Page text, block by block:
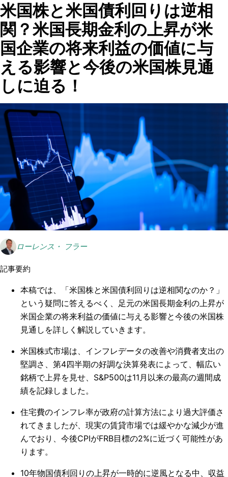
米国株と米国債利回りは逆相
関？米国長期金利の上昇が米
国企業の将来利益の価値に与
える影響と今後の米国株見通
しに迫る！
ローレンス・ フラー
記事要約
本稿では、「米国株と米国債利回りは逆相関なのか？」
という疑問に答えるべく、足元の米国長期金利の上昇が
米国企業の将来利益の価値に与える影響と今後の米国株
見通しを詳しく解説していきます。
米国株式市場は、インフレデータの改善や消費者支出の
堅調さ、第4四半期の好調な決算発表によって、幅広い
銘柄で上昇を見せ、S&P500は11月以来の最高の週間成
績を記録しました。
住宅費のインフレ率が政府の計算方法により過大評価さ
れてきましたが、現実の賃貸市場では緩やかな減少が進
んでおり、今後CPIがFRB目標の2%に近づく可能性があ
ります。
10年物国債利回りの上昇が一時的に逆風となる中、収益